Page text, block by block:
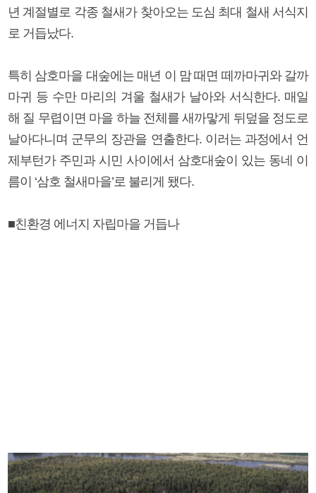
년 계절별로 각종 철새가 찾아오는 도심 최대 철새 서식지
로 거듭났다.
특히 삼호마을 대숲에는 매년 이 맘 때면 떼까마귀와 갈까
마귀 등 수만 마리의 겨울 철새가 날아와 서식한다. 매일
해 질 무렵이면 마을 하늘 전체를 새까맣게 뒤덮을 정도로
날아다니며 군무의 장관을 연출한다. 이러는 과정에서 언
제부턴가 주민과 시민 사이에서 삼호대숲이 있는 동네 이
름이 ‘삼호 철새마을’로 불리게 됐다.
■친환경 에너지 자립마을 거듭나